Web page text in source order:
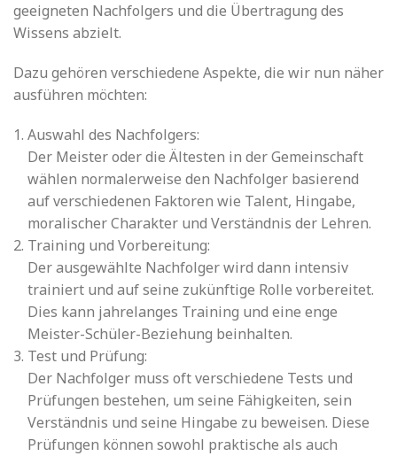
geeigneten Nachfolgers und die Übertragung des
Wissens abzielt.
Dazu gehören verschiedene Aspekte, die wir nun näher
ausführen möchten:
Auswahl des Nachfolgers:
Der Meister oder die Ältesten in der Gemeinschaft
wählen normalerweise den Nachfolger basierend
auf verschiedenen Faktoren wie Talent, Hingabe,
moralischer Charakter und Verständnis der Lehren.
Training und Vorbereitung:
Der ausgewählte Nachfolger wird dann intensiv
trainiert und auf seine zukünftige Rolle vorbereitet.
Dies kann jahrelanges Training und eine enge
Meister-Schüler-Beziehung beinhalten.
Test und Prüfung:
Der Nachfolger muss oft verschiedene Tests und
Prüfungen bestehen, um seine Fähigkeiten, sein
Verständnis und seine Hingabe zu beweisen. Diese
Prüfungen können sowohl praktische als auch